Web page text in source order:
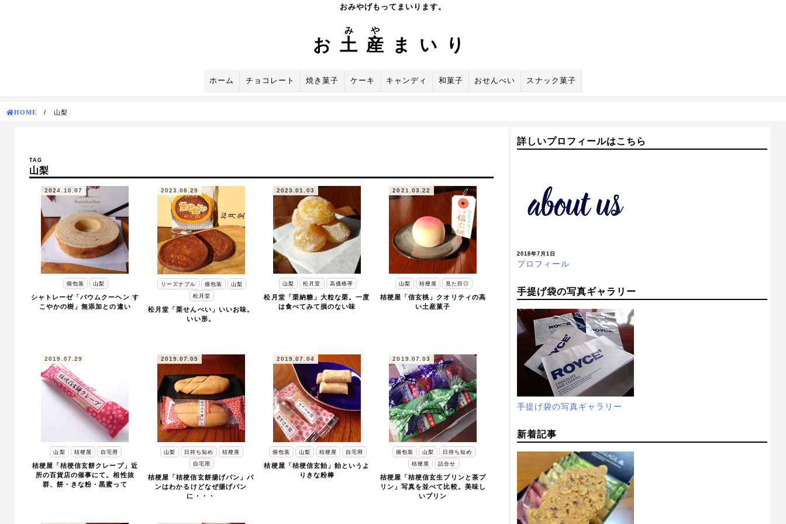
おみやげもってまいります。
お 土
み
産
や
まいり
ホーム チョコレート 焼き菓子 ケーキ キャンディ 和菓子 おせんべい スナック菓子
HOME / 山梨
TAG
山梨
2024.10.07
個包装 山梨
シャトレーゼ「バウムクーヘン す
こやかの樹」無添加との違い
2023.08.29
リーズナブル 個包装
山梨
松月堂
松月堂「栗せんべい」いいお味。
いい形。
2023.01.03
山梨 松月堂 高価格帯
松月堂「栗納糖」大粒な栗。一度
は食べてみて損のない味
2021.03.22
山梨 桔梗屋 見た目◎
桔梗屋「信玄桃」クオリティの高
い土産菓子
2019.07.29
山梨 桔梗屋 自宅用
桔梗屋「桔梗信玄餅クレープ」近
所の百貨店の催事にて。相性抜
群、餅・きな粉・黒蜜って
2019.07.05
山梨 日持ち短め
桔梗屋
自宅用
桔梗屋「桔梗信玄餅揚げパン」パ
ンはわかるけどなぜ揚げパン
に・・・
2019.07.04
個包装 山梨 桔梗屋 自宅用
桔梗屋「桔梗信玄飴」飴というよ
りきな粉棒
2019.07.03
個包装 山梨
日持ち短め
桔梗屋
詰合せ
桔梗屋「桔梗信玄生プリンと茶プ
リン」写真を並べて比較。美味し
いプリン
詳しいプロフィールはこちら
2018年7月1日
プロフィール
手提げ袋の写真ギャラリー
手提げ袋の写真ギャラリー
新着記事